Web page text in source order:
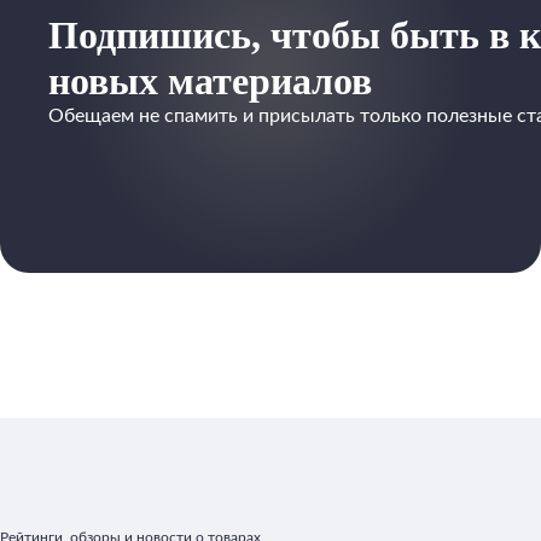
Подпишись, чтобы быть в
новых материалов
Обещаем не спамить и присылать только полезные
Рейтинги, обзоры и новости о товарах